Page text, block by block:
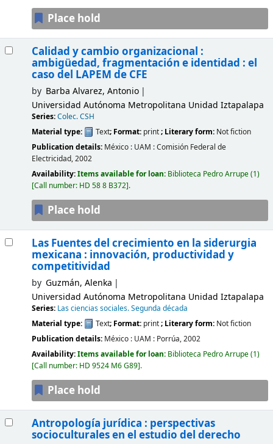
Place hold
Calidad y cambio organizacional :
ambigüedad, fragmentación e identidad : el
caso del LAPEM de CFE
by Barba Alvarez, Antonio
Universidad Autónoma Metropolitana Unidad Iztapalapa
Series:Colec. CSH
Material type:
Text; Format: print; Literary form: Not fiction
Publication details: México : UAM : Comisión Federal de
Electricidad,2002
Availability:Items available for loan: Biblioteca Pedro Arrupe(1)
Call number: HD 58 8 B372 .
Place hold
Las Fuentes del crecimiento en la siderurgia
mexicana : innovación, productividad y
competitividad
by Guzmán, Alenka
Universidad Autónoma Metropolitana Unidad Iztapalapa
Series: Las ciencias sociales. Segunda década
Material type:
Text; Format: print; Literary form: Not fiction
Publication details: México : UAM : Porrúa,2002
Availability:Items available for loan: Biblioteca Pedro Arrupe(1)
Call number: HD 9524 M6 G89 .
Place hold
Antropología jurídica : perspectivas
socioculturales en el estudio del derecho